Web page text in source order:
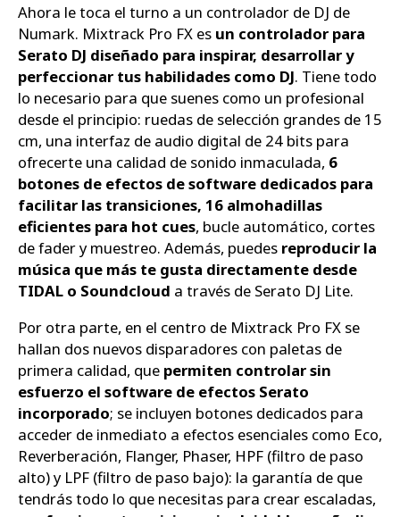
Ahora le toca el turno a un controlador de DJ de
Numark. Mixtrack Pro FX es un controlador para
Serato DJ diseñado para inspirar, desarrollar y
perfeccionar tus habilidades como DJ. Tiene todo
lo necesario para que suenes como un profesional
desde el principio: ruedas de selección grandes de 15
cm, una interfaz de audio digital de 24 bits para
ofrecerte una calidad de sonido inmaculada, 6
botones de efectos de software dedicados para
facilitar las transiciones, 16 almohadillas
eficientes para hot cues, bucle automático, cortes
de fader y muestreo. Además, puedes reproducir la
música que más te gusta directamente desde
TIDAL o Soundcloud a través de Serato DJ Lite.
Por otra parte, en el centro de Mixtrack Pro FX se
hallan dos nuevos disparadores con paletas de
primera calidad, que permiten controlar sin
esfuerzo el software de efectos Serato
incorporado; se incluyen botones dedicados para
acceder de inmediato a efectos esenciales como Eco,
Reverberación, Flanger, Phaser, HPF (filtro de paso
alto) y LPF (filtro de paso bajo): la garantía de que
tendrás todo lo que necesitas para crear escaladas,